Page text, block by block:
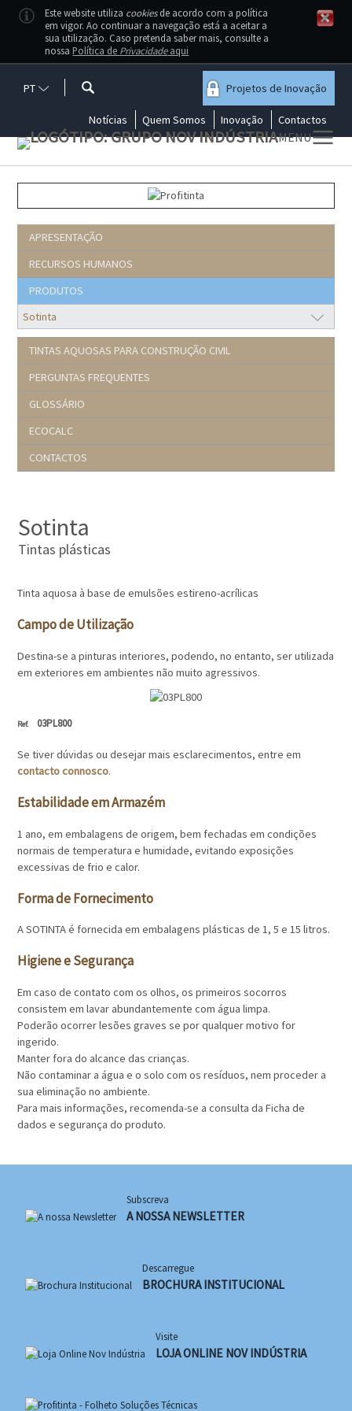
PT
Notícias Quem Somos Inovação Contactos
Projetos de Inovação
MENU
nos se tiver dúvidas sobre qual o
produto mais adequado às suas
necessidades
APRESENTAÇÃO
RECURSOS HUMANOS
PRODUTOS
TINTAS AQUOSAS PARA CONSTRUÇÃO CIVIL
PERGUNTAS FREQUENTES
GLOSSÁRIO
ECOCALC
CONTACTOS
Sotinta
Tintas plásticas
Tinta aquosa à base de emulsões estireno-acrílicas
Campo de Utilização
Destina-se a pinturas interiores, podendo, no entanto, ser utilizada
em exteriores em ambientes não muito agressivos.
03PL800
Se tiver dúvidas ou desejar mais esclarecimentos, entre em
contacto connosco.
Estabilidade em Armazém
1 ano, em embalagens de origem, bem fechadas em condições
normais de temperatura e humidade, evitando exposições
excessivas de frio e calor.
Forma de Fornecimento
A SOTINTA é fornecida em embalagens plásticas de 1, 5 e 15 litros.
Higiene e Segurança
Em caso de contato com os olhos, os primeiros socorros
consistem em lavar abundantemente com água limpa.
Poderão ocorrer lesões graves se por qualquer motivo for
ingerido.
Manter fora do alcance das crianças.
Não contaminar a água e o solo com os resíduos, nem proceder a
sua eliminação no ambiente.
Para mais informações, recomenda-se a consulta da Ficha de
dados e segurança do produto.
Subscreva
A NOSSA NEWSLETTER
Descarregue
BROCHURA INSTITUCIONAL
Visite
LOJA ONLINE NOV INDÚSTRIA
Este website utiliza cookiesde acordo com a política
em vigor. Ao continuar a navegação está a aceitar a
sua utilização. Caso pretenda saber mais, consulte a
nossa Política de Privacidadeaqui